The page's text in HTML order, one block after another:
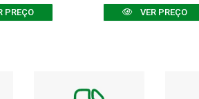
PREÇO VER PREÇO